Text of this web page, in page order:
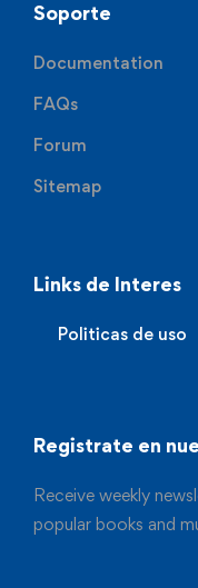
Soporte
Documentation
FAQs
Forum
Sitemap
Links de Interes
Politicas de uso
Registrate en
Receive weekly
popular books and